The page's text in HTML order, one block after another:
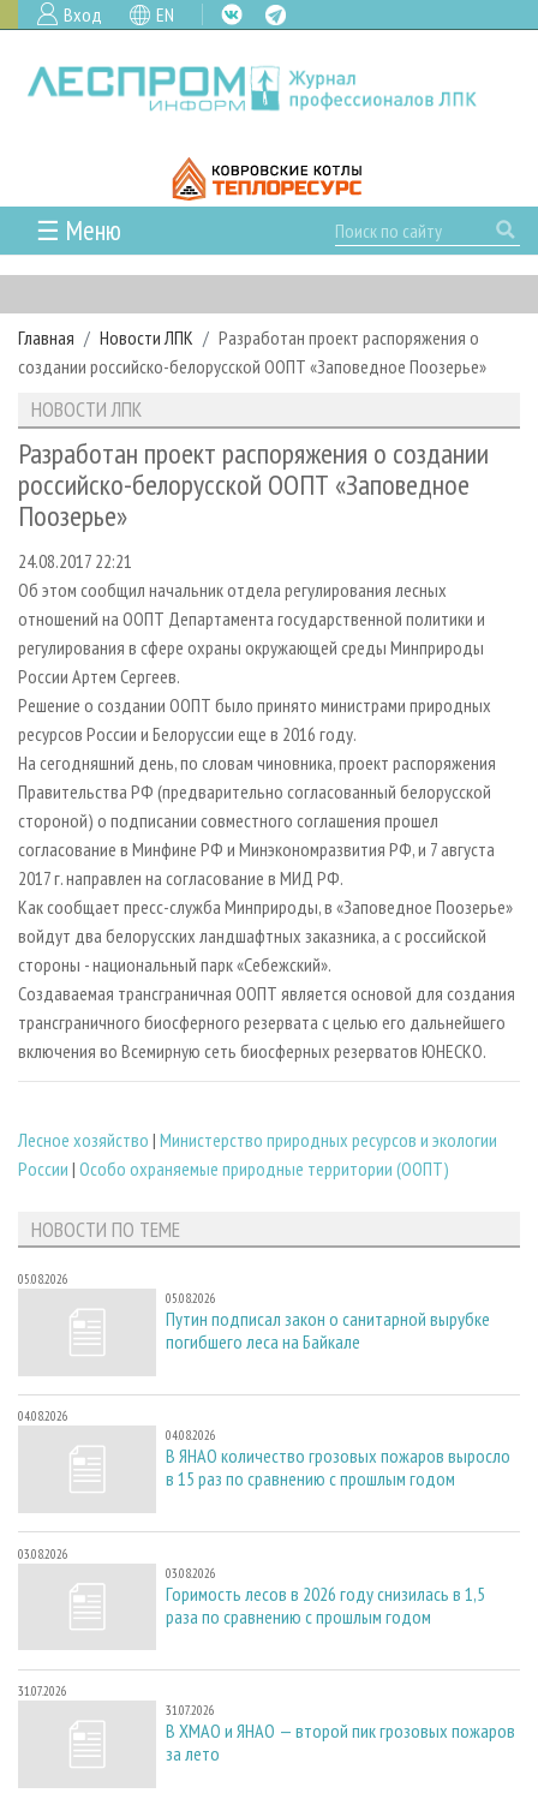
Вход EN
☰ Меню
ГЛАВНАЯ
РУБРИКИ И ТЕМЫ
РУБРИКИ ЖУРНАЛА
ЛЕСОЗАГОТОВКА
ЛЕСОПИЛЕНИЕ
ДЕРЕВООБРАБОТКА
СУШКА ДРЕВЕСИНЫ
ПРОИЗВОДСТВО ДРЕВЕСНЫХ ПЛИТ
ДЕРЕВЯННОЕ ДОМОСТРОЕНИЕ
ПРОИЗВОДСТВО МЕБЕЛИ
БИОЭНЕРГЕТИКА
ЦБП
ИНСТРУМЕНТ И МАТЕРИАЛЫ
НОВОСТИ
НОВОСТИ ЛПК
НОВОСТИ ЖУРНАЛА
НОВОСТИ КОМПАНИЙ
ПРОЕКТЫ ЛПИ
АНАЛИТИКА
ПРЕДПРИЯТИЯ ЛПК
ЛЕСНЫЕ РЕГИОНЫ РОССИИ
ПЕРСОНЫ
МОБИЛЬНЫЕ ВЫСТАВКИ
ОФИЦИАЛЬНЫЕ ДЕЛЕГАЦИИ
ПРИОРИТЕТНЫЕ ИНВЕСТПРОЕКТЫ
RUSSIAN FORESTRY REVIEW
ГАЗЕТА ЛЕСПРОМФОРУМ
БИБЛИОТЕКА СПЕЦИАЛИСТА
АРХИВ
АРХИВ ЖУРНАЛОВ
СТАТЬИ
О ЖУРНАЛЕ
ПОДПИСКА
КОНТАКТЫ
РЕКЛАМОДАТЕЛЯМ
РЕКЛАМА
РЕКЛАМА НА САЙТЕ
Главная Новости ЛПК
Разработан проект распоряжения о
создании российско-белорусской ООПТ «Заповедное Поозерье»
НОВОСТИ ЛПК
Разработан проект распоряжения о создании
российско-белорусской ООПТ «Заповедное
Поозерье»
24.08.2017 22:21
Об этом сообщил начальник отдела регулирования лесных
отношений на ООПТ Департамента государственной политики и
регулирования в сфере охраны окружающей среды Минприроды
России Артем Сергеев.
Решение о создании ООПТ было принято министрами природных
ресурсов России и Белоруссии еще в 2016 году.
На сегодняшний день, по словам чиновника, проект распоряжения
Правительства РФ (предварительно согласованный белорусской
стороной) о подписании совместного соглашения прошел
согласование в Минфине РФ и Минэкономразвития РФ, и 7 августа
2017 г. направлен на согласование в МИД РФ.
Как сообщает пресс-служба Минприроды, в «Заповедное Поозерье»
войдут два белорусских ландшафтных заказника, а с российской
стороны - национальный парк «Себежский».
Создаваемая трансграничная ООПТ является основой для создания
трансграничного биосферного резервата с целью его дальнейшего
включения во Всемирную сеть биосферных резерватов ЮНЕСКО.
Лесное хозяйство | Министерство природных ресурсов и экологии
России | Особо охраняемые природные территории (ООПТ)
НОВОСТИ ПО ТЕМЕ
05.08.2026
05.08.2026
Путин подписал закон о санитарной вырубке
погибшего леса на Байкале
04.08.2026
04.08.2026
В ЯНАО количество грозовых пожаров выросло
в 15 раз по сравнению с прошлым годом
03.08.2026
03.08.2026
Горимость лесов в 2026 году снизилась в 1,5
раза по сравнению с прошлым годом
31.07.2026
31.07.2026
В ХМАО и ЯНАО — второй пик грозовых пожаров
за лето